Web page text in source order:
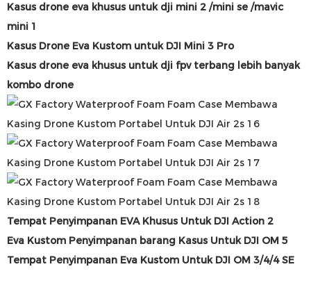
Kasus drone eva khusus untuk dji mini 2 /mini se /mavic
mini 1
Kasus Drone Eva Kustom untuk DJI Mini 3 Pro
Kasus drone eva khusus untuk dji fpv terbang lebih banyak
kombo drone
Tempat Penyimpanan EVA Khusus Untuk DJI Action 2
Eva Kustom Penyimpanan barang Kasus Untuk DJI OM 5
Tempat Penyimpanan Eva Kustom Untuk DJI OM 3/4/4 SE